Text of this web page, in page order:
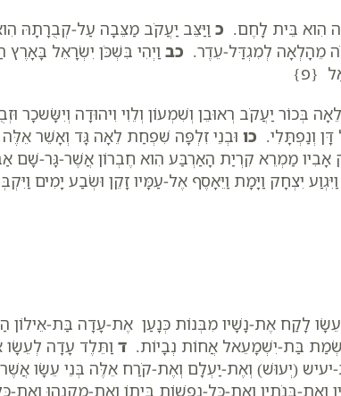
הִוא בֵּית לָחֶם. כ וַיַּצֵּב יַעֲקֹב מַצֵּבָה עַל-קְבֻרָתָהּ
מֵהָלְאָה לְמִגְדַּל-עֵדֶר. כב וַיְהִי בִּשְׁכֹּן יִשְׂרָאֵל בָּאָרֶץ
{פ}
בְּכוֹר יַעֲקֹב רְאוּבֵן וְשִׁמְעוֹן וְלֵוִי וִיהוּדָה וְיִשָּׂשכָר
וְנַפְתָּלִי. כו וּבְנֵי זִלְפָּה שִׁפְחַת לֵאָה גָּד וְאָשֵׁר אֵלֶּה
אָבִיו מַמְרֵא קִרְיַת הָאַרְבַּע הִוא חֶבְרוֹן אֲשֶׁר-גָּר-שָׁם
וַיִּגְוַע יִצְחָק וַיָּמָת וַיֵּאָסֶף אֶל-עַמָּיו זָקֵן וּשְׂבַע יָמִים
עֵשָׂו לָקַח אֶת-נָשָׁיו מִבְּנוֹת כְּנָעַן אֶת-עָדָה בַּת-אֵילוֹן
בַּת-יִשְׁמָעֵאל אֲחוֹת נְבָיוֹת. ד וַתֵּלֶד עָדָה לְעֵשָׂו
(יְעוּשׁ) וְאֶת-יַעְלָם וְאֶת-קֹרַח אֵלֶּה בְּנֵי עֵשָׂו אֲשֶׁר
וְאֶת-בְּנֹתָיו וְאֶת-כָּל-נַפְשׁוֹת בֵּיתוֹ וְאֶת-מִקְנֵהוּ וְאֶת-